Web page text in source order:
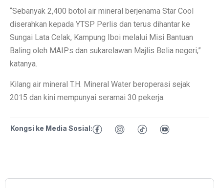
“Sebanyak 2,400 botol air mineral berjenama Star Cool
diserahkan kepada YTSP Perlis dan terus dihantar ke
Sungai Lata Celak, Kampung Iboi melalui Misi Bantuan
Baling oleh MAIPs dan sukarelawan Majlis Belia negeri,”
katanya.
Kilang air mineral T.H. Mineral Water beroperasi sejak
2015 dan kini mempunyai seramai 30 pekerja.
Kongsi ke Media Sosial: